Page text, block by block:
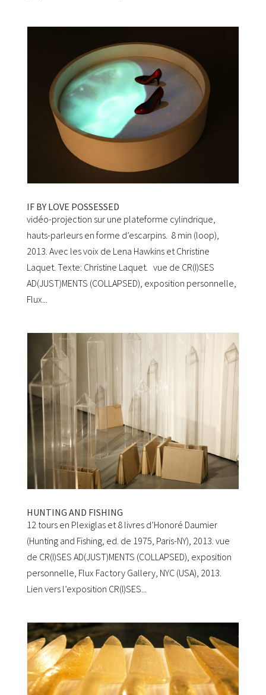
IF BY LOVE POSSESSED
vidéo-projection sur une plateforme cylindrique,
hauts-parleurs en forme d’escarpins. 8 min (loop),
2013. Avec les voix de Lena Hawkins et Christine
Laquet. Texte: Christine Laquet. vue de CR(I)SES
AD(JUST)MENTS (COLLAPSED), exposition personnelle,
Flux...
HUNTING AND FISHING
12 tours en Plexiglas et 8 livres d’Honoré Daumier
(Hunting and Fishing, ed. de 1975, Paris-NY), 2013. vue
de CR(I)SES AD(JUST)MENTS (COLLAPSED), exposition
personnelle, Flux Factory Gallery, NYC (USA), 2013.
Lien vers l’exposition CR(I)SES...